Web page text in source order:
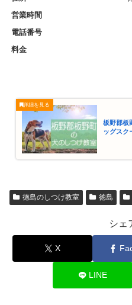
板野郡板
ッグスク
徳島のしつけ教室 徳島
シェ
X
LINE